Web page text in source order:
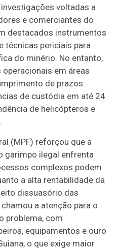
voltadas a
e comerciantes do
destacados instrumentos
técnicas periciais para
do minério. No entanto,
em áreas
de prazos
de custódia em até 24
de helicópteros e
(MPF) reforçou que a
garimpo ilegal enfrenta
complexos podem
a alta rentabilidade da
dissuasório das
a atenção para o
problema, com
equipamentos e ouro
o que exige maior